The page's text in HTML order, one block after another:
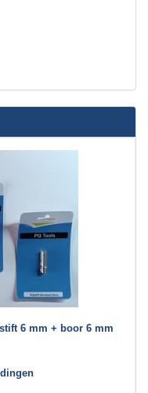
6 mm + boor 6 mm